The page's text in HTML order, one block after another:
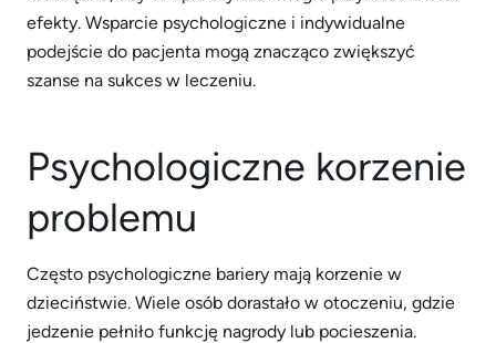
efekty. Wsparcie psychologiczne i indywidualne
podejście do pacjenta mogą znacząco zwiększyć
szanse na sukces w leczeniu.
Psychologiczne korzenie
problemu
Często psychologiczne bariery mają korzenie w
dzieciństwie. Wiele osób dorastało w otoczeniu, gdzie
jedzenie pełniło funkcję nagrody lub pocieszenia.